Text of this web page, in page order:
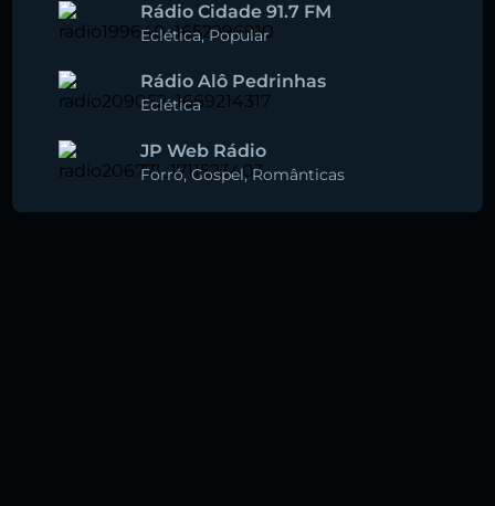
Rádio Cidade 91.7 FM
Eclética,Popular
Rádio Alô Pedrinhas
Eclética
JP Web Rádio
Forró,Gospel,Românticas